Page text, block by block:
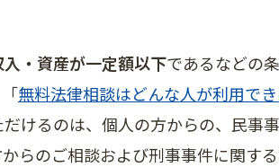
入・資産が一定額以下であるなどの
無料法律相談はどんな人が利用で
けるのは、個人の方からの、民事
らのご相談および刑事事件に関す